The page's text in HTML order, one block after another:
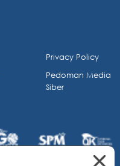
Privacy Policy
Pedoman Media
Siber